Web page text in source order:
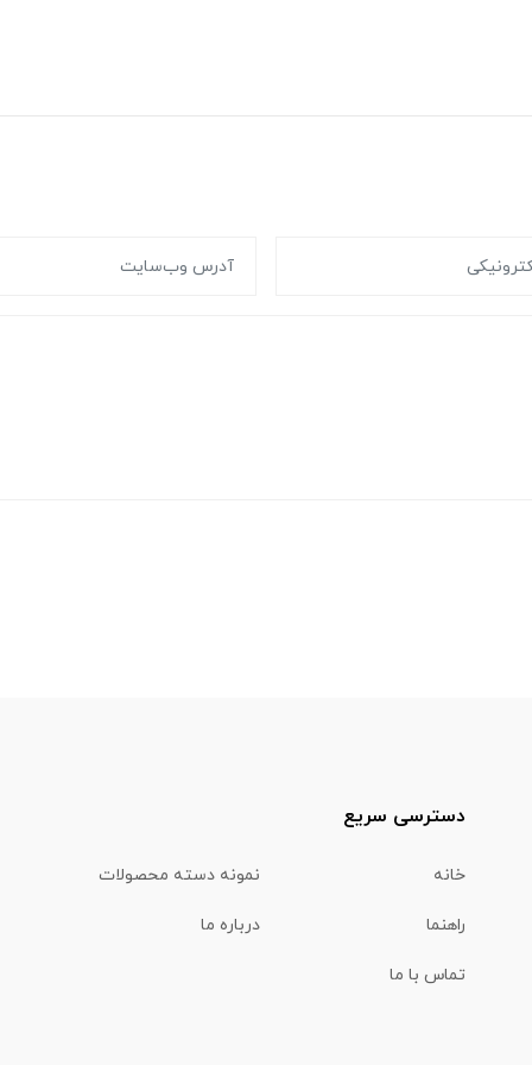
دسترسی سریع
خانه نمونه دسته محصولات
راهنما درباره ما
تماس با ما